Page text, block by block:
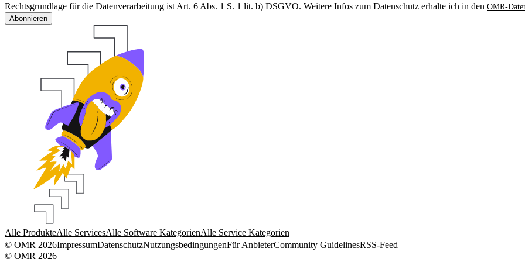
Rechtsgrundlage für die Datenverarbeitung ist Art. 6 Abs. 1 S. 1 lit. b) DSGVO. Weitere Infos zum Datenschutz erhalte ich in den OMR-
Abonnieren
Alle ProdukteAlle ServicesAlle Software KategorienAlle Service Kategorien
© OMR 2026ImpressumDatenschutzNutzungsbedingungenFür AnbieterCommunity GuidelinesRSS-Feed
© OMR 2026